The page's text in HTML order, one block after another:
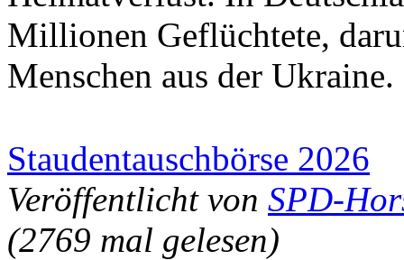
Millionen Geflüchtete,
Menschen aus der Ukraine.
Staudentauschbörse 2026
Veröffentlicht von SPD-
(2769 mal gelesen)